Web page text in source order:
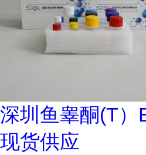
深圳鱼睾酮(T）
现货供应